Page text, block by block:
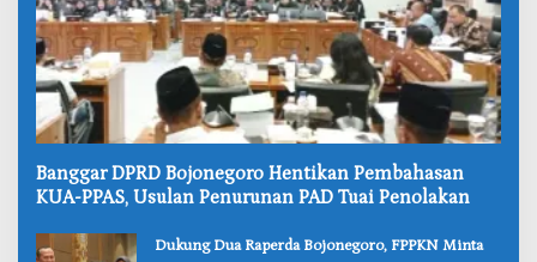
‎Banggar DPRD Bojonegoro Hentikan Pembahasan
KUA-PPAS, Usulan Penurunan PAD Tuai Penolakan
‎Dukung Dua Raperda Bojonegoro, FPPKN Minta